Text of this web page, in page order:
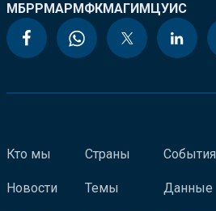
МБРРМАРМФКМАГИМЦУИС
Кто мы
Новости
Страны
Темы
События
Данные